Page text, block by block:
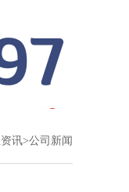
讯>公司新闻